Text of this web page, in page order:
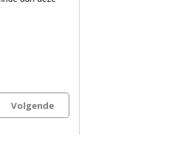
Volgende